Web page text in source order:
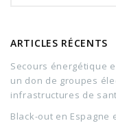
ARTICLES RÉCENTS
Secours énergétique
un don de groupes
infrastructures de
Black-out en Espagne